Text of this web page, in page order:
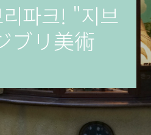
파크! "지브
ブリ美術